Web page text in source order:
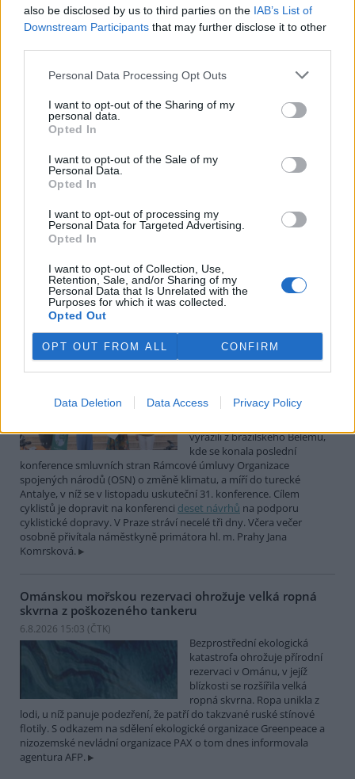
also be disclosed by us to third parties on the IAB’s List of
Downstream Participants that may further disclose it to other
Personal Data Processing Opt Outs
I want to opt-out of the Sharing of my
personal data.
Opted In
I want to opt-out of the Sale of my
Personal Data.
Opted In
I want to opt-out of processing my
Personal Data for Targeted Advertising.
Opted In
I want to opt-out of Collection, Use,
Retention, Sale, and/or Sharing of my
Personal Data that Is Unrelated with the
Purposes for which it was collected.
Opted Out
OPT OUT FROM ALL CONFIRM
Data Deletion Data Access Privacy Policy
Loužecká končí na České
inspekci životního prostředí (ČIŽP) z vlastní iniciativy. Na dotaz ČTK
to napsal nový ředitel inspekce Pavel Straka (za Motoristy). O jejich
plánovaných odchodechinformovalyv pondělí Seznam Zprávy.
Veterináři v horku ošetřují více zvířat, ohrožení jsou psi
se zploštělým čumákem
Veterináři v současných
vedrech ošetřují více zvířat.
krátkou lebkou a zploštělým
čumákem, jako jsou například mopsi nebo buldočci, starší jedinci a
zvířata se srdečním onemocněním. Jejich majitelé pro ně
dehydrataci nebo kolapsu. ČTK to sdělila viceprezidentka Komory
veterinárních lékařů ČR Kateřina Valdhans.
Do Prahy dorazili jezdci cyklistické štafety, míří na
konferenci o klimatu
Do Prahy dnes dorazili jezdci
mezinárodní cyklistické štafety
vyrazili z brazilského Belému,
kde se konala poslední
konference smluvních stran Rámcové úmluvy Organizace
spojených národů (OSN) o změně klimatu, a míří do turecké
Antalye, v níž se v listopadu uskuteční 31. konference. Cílem
cyklistů je dopravit na konferenci deset návrhů na podporu
cyklistické dopravy. V Praze stráví necelé tři dny. Včera večer
osobně přivítala náměstkyně primátora hl. m. Prahy Jana
Komrsková.
Ománskou mořskou rezervaci ohrožuje velká ropná
skvrna z poškozeného tankeru
6.8.2026 15:03 (ČTK)
Bezprostřední ekologická
katastrofa ohrožuje přírodní
rezervaci v Ománu, v jejíž
blízkosti se rozšířila velká
ropná skvrna. Ropa unikla z
lodi, u níž panuje podezření, že patří do takzvané ruské stínové
flotily. S odkazem na sdělení ekologické organizace Greenpeace a
nizozemské nevládní organizace PAX o tom dnes informovala
agentura AFP.